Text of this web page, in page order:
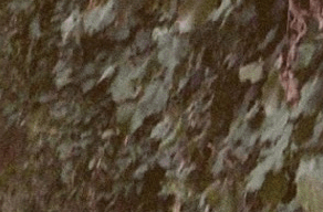
bouton, des réseaux sociaux